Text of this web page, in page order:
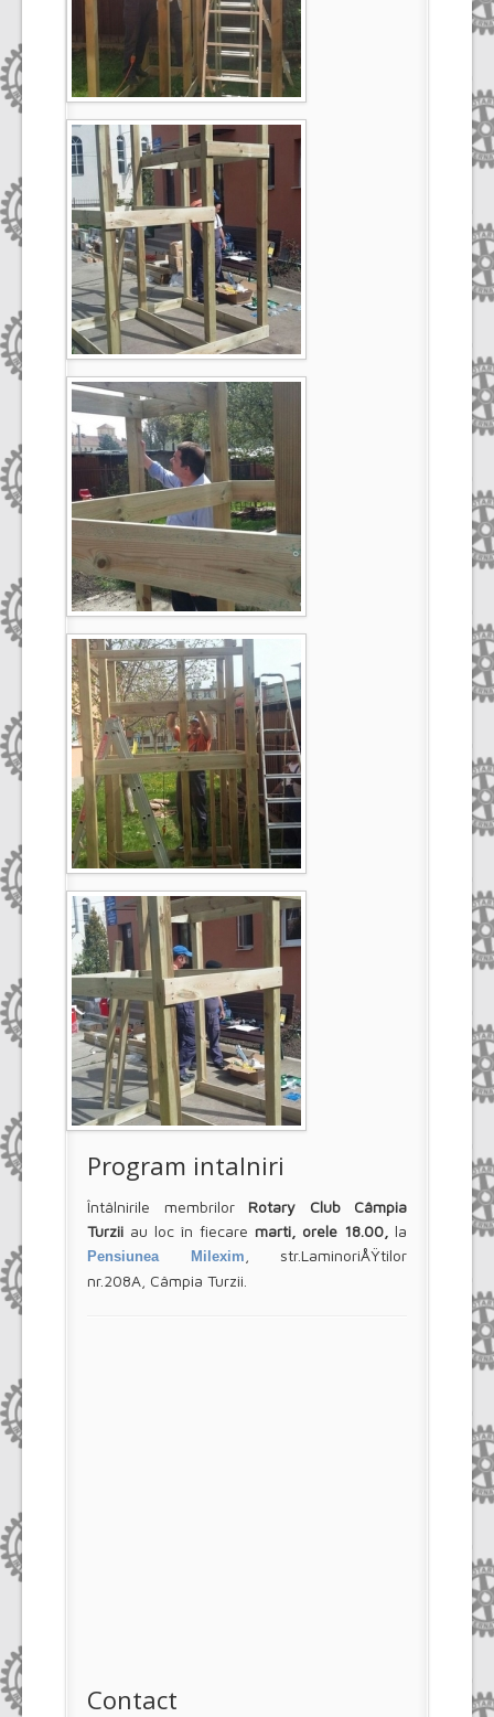
Program intalniri
Întâlnirile membrilor Rotary Club Câmpia
Turzii au loc în fiecare marti, orele 18.00, la
Pensiunea Milexim , str.LaminoriÅŸtilor
nr.208A, Câmpia Turzii.
Contact